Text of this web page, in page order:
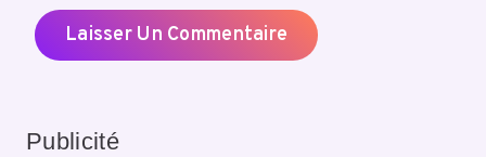
Publicité